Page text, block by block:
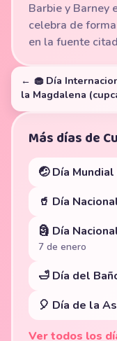
Barbie y Barney
celebra de
en la fuente
← 🧁 Día
la Magdalena
Más días de
🤕 Día
🥤 Día
🗿 Día
7 de enero
🛁 Día del
🎈 Día de la
Ver todos los